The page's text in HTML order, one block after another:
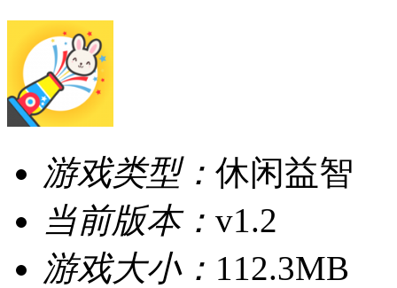
游戏类型： 休闲益智
当前版本： v1.2
游戏大小： 112.3MB